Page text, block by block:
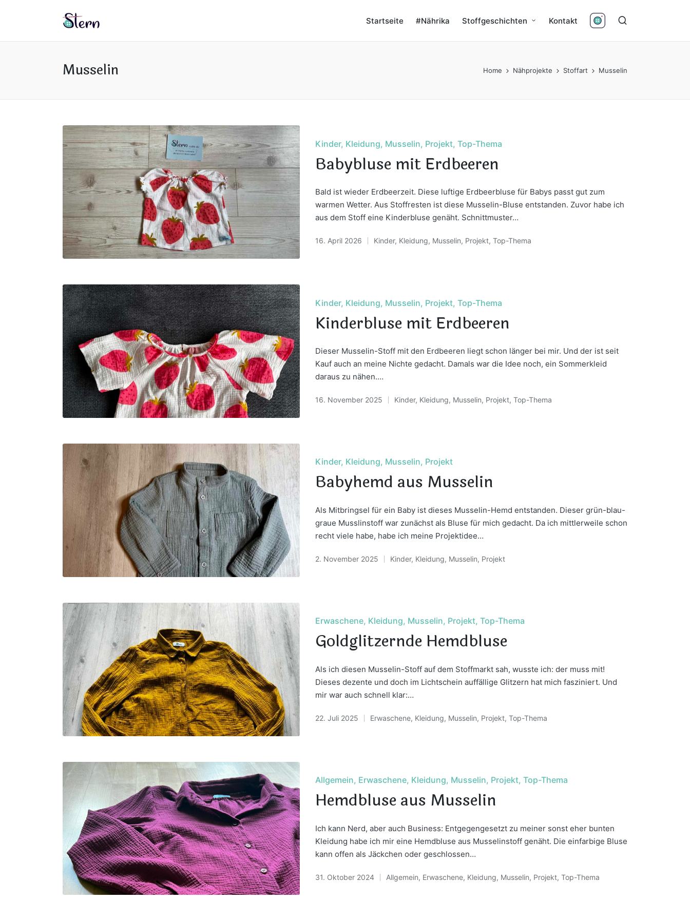
Startseite #Nährika Stoffgeschichten Kontakt
Musselin Home Nähprojekte Stoffart Musselin
Posted
in
Kinder Kleidung Musselin Projekt Top-Thema
Babybluse mit Erdbeeren
Bald ist wieder Erdbeerzeit. Diese luftige Erdbeerbluse für Babys passt gut zum
warmen Wetter. Aus Stoffresten ist diese Musselin-Bluse entstanden. Zuvor habe ich
aus dem Stoff eine Kinderbluse genäht. Schnittmuster…
16. April 2026
Posted
Kinder, Kleidung, Musselin, Projekt, Top-Thema
Posted
in
Kinder Kleidung Musselin Projekt Top-Thema
Kinderbluse mit Erdbeeren
Dieser Musselin-Stoff mit den Erdbeeren liegt schon länger bei mir. Und der ist seit
Kauf auch an meine Nichte gedacht. Damals war die Idee noch, ein Sommerkleid
daraus zu nähen.…
16. November 2025
Posted
Kinder, Kleidung, Musselin, Projekt, Top-Thema
Posted
in
Kinder Kleidung Musselin Projekt
Babyhemd aus Musselin
Als Mitbringsel für ein Baby ist dieses Musselin-Hemd entstanden. Dieser grün-blau-
graue Musslinstoff war zunächst als Bluse für mich gedacht. Da ich mittlerweile schon
recht viele habe, habe ich meine Projektidee…
2. November 2025
Posted
Kinder, Kleidung, Musselin, Projekt
Posted
in
Erwaschene Kleidung Musselin Projekt Top-Thema
Goldglitzernde Hemdbluse
Als ich diesen Musselin-Stoff auf dem Stoffmarkt sah, wusste ich: der muss mit!
Dieses dezente und doch im Lichtschein auffällige Glitzern hat mich fasziniert. Und
mir war auch schnell klar:…
22. Juli 2025
Posted
Erwaschene, Kleidung, Musselin, Projekt, Top-Thema
Posted
in
Allgemein Erwaschene Kleidung Musselin Projekt Top-Thema
Hemdbluse aus Musselin
Ich kann Nerd, aber auch Business: Entgegengesetzt zu meiner sonst eher bunten
Kleidung habe ich mir eine Hemdbluse aus Musselinstoff genäht. Die einfarbige Bluse
kann offen als Jäckchen oder geschlossen…
31. Oktober 2024
Posted
Allgemein, Erwaschene, Kleidung, Musselin, Projekt, Top-Thema